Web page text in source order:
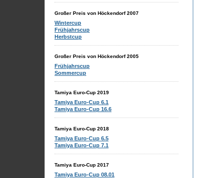
Großer Preis von Höckendorf 2007
Wintercup
Frühjahrscup
Herbstcup
Großer Preis von Höckendorf 2005
Frühjahrscup
Sommercup
Tamiya Euro-Cup 2019
Tamiya Euro-Cup 6.1
Tamiya Euro-Cup 16.6
Tamiya Euro-Cup 2018
Tamiya Euro-Cup 6.5
Tamiya Euro-Cup 7.1
Tamiya Euro-Cup 2017
Tamiya Euro-Cup 08.01